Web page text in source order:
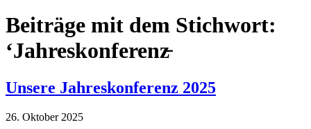
Beiträge mit dem Stichwort:
‘Jahreskonferenz̵
Unsere Jahreskonferenz 2025
26. Oktober 2025